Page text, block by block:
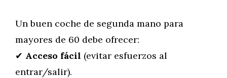
Un buen coche de segunda mano para
mayores de 60 debe ofrecer:
✔ Acceso fácil (evitar esfuerzos al
entrar/salir).